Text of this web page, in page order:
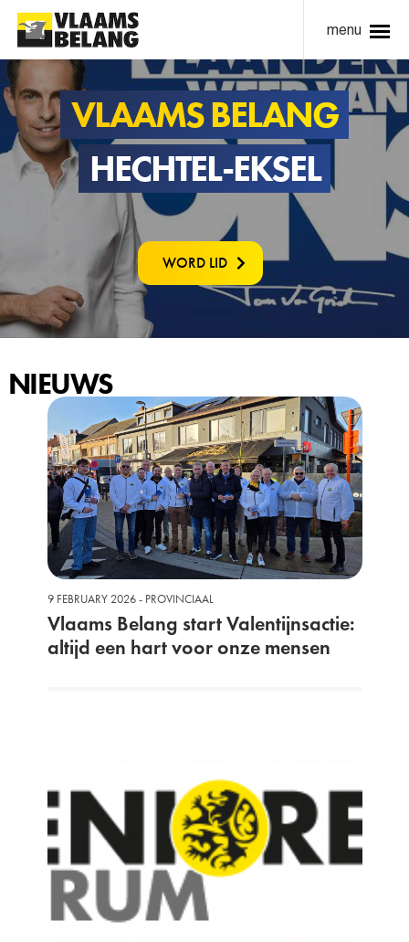
menu
VLAAMS BELANG
HECHTEL-EKSEL
WORD LID
NIEUWS
9 FEBRUARY 2026 - PROVINCIAAL
Vlaams Belang start Valentijnsactie:
altijd een hart voor onze mensen